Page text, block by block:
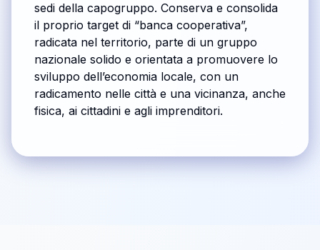
sedi della capogruppo. Conserva e consolida
il proprio target di “banca cooperativa”,
radicata nel territorio, parte di un gruppo
nazionale solido e orientata a promuovere lo
sviluppo dell’economia locale, con un
radicamento nelle città e una vicinanza, anche
fisica, ai cittadini e agli imprenditori.